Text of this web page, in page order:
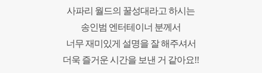
사파리 월드의 꿀성대라고 하시는
송인범 엔터테이너 분께서
너무 재미있게 설명을 잘 해주셔서
더욱 즐거운 시간을 보낸 거 같아요!!